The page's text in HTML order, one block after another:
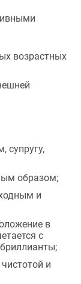
возрастных
супругу,
образом;
и
в
с
и